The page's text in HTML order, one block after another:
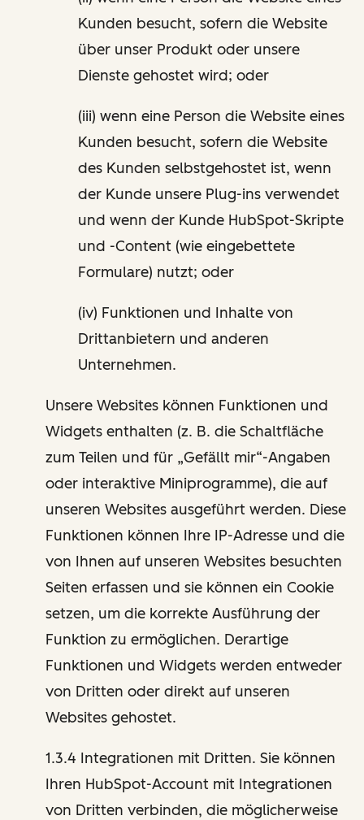
Kunden besucht, sofern die Website
über unser Produkt oder unsere
Dienste gehostet wird; oder
(iii) wenn eine Person die Website eines
Kunden besucht, sofern die Website
des Kunden selbstgehostet ist, wenn
der Kunde unsere Plug-ins verwendet
und wenn der Kunde HubSpot-Skripte
und -Content (wie eingebettete
Formulare) nutzt; oder
(iv) Funktionen und Inhalte von
Drittanbietern und anderen
Unternehmen.
Unsere Websites können Funktionen und
Widgets enthalten (z. B. die Schaltfläche
zum Teilen und für „Gefällt mir“-Angaben
oder interaktive Miniprogramme), die auf
unseren Websites ausgeführt werden. Diese
Funktionen können Ihre IP-Adresse und die
von Ihnen auf unseren Websites besuchten
Seiten erfassen und sie können ein Cookie
setzen, um die korrekte Ausführung der
Funktion zu ermöglichen. Derartige
Funktionen und Widgets werden entweder
von Dritten oder direkt auf unseren
Websites gehostet.
1.3.4 Integrationen mit Dritten. Sie können
Ihren HubSpot-Account mit Integrationen
von Dritten verbinden, die möglicherweise